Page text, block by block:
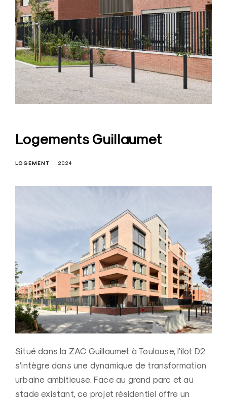
Logements Guillaumet
LOGEMENT 2024
Situé dans la ZAC Guillaumet à Toulouse, l’îlot D2
s’intègre dans une dynamique de transformation
urbaine ambitieuse. Face au grand parc et au
stade existant, ce projet résidentiel offre un